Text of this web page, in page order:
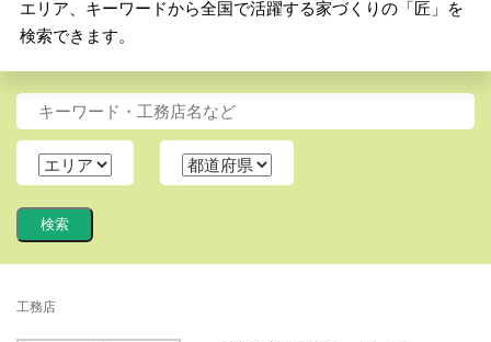
a
i
o
エリア、キーワードから全国で活躍する家づくりの「匠」を
検索できます。
工務店